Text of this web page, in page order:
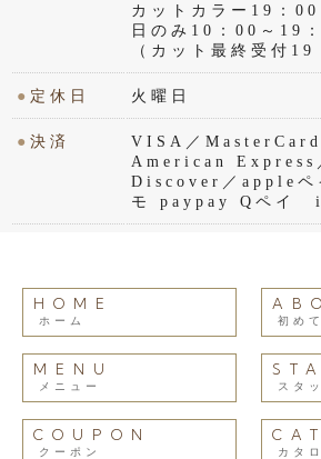
カットカラー19：00
日のみ10：00～19
（カット最終受付19
● 定休日 火曜日
●決済
VISA／MasterCard
American Express
Discover／apple
モ paypay Qペイ
HOME
ホーム 初め
MENU
メニュー スタ
COUPON
クーポン カタ